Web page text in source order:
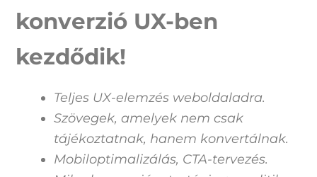
konverzió UX-ben
kezdődik!
Teljes UX-elemzés weboldaladra.
Szövegek, amelyek nem csak
tájékoztatnak, hanem konvertálnak.
Mobiloptimalizálás, CTA-tervezés.